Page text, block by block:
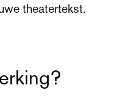
theatertekst.